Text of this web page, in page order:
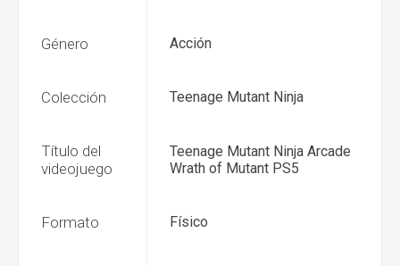
Género Acción
Colección Teenage Mutant Ninja
Título del
videojuego
Teenage Mutant Ninja Arcade
Wrath of Mutant PS5
Formato Físico